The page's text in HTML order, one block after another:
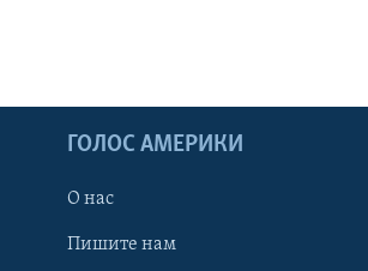
ГОЛОС АМЕРИКИ
О нас
Пишите нам